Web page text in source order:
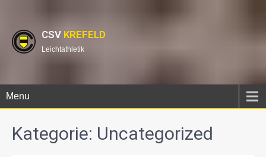
CSV KREFELD
Leichtathletik
Menu
Kategorie: Uncategorized